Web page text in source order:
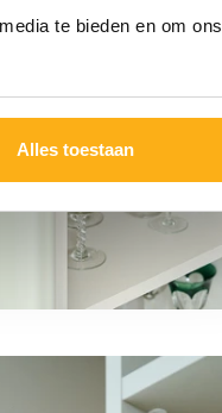
te bieden en om ons
Alles toestaan